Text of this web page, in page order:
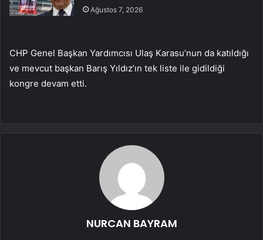
Ağustos 7, 2026
CHP Genel Başkan Yardımcısı Ulaş Karasu’nun da katıldığı
ve mevcut başkan Barış Yıldız’ın tek liste ile gidildiği
kongre devam etti.
NURCAN BAYRAM